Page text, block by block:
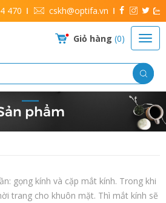
470 cskh@optifa.vn
Giỏ hàng 0
phẩm
gọng kính và cặp mắt kính. Trong khi
trang cho khuôn mặt. Thì mắt kính sẽ